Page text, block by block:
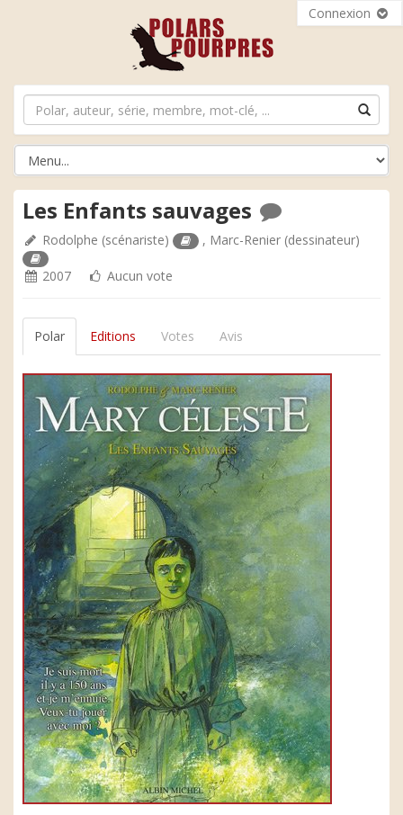
Connexion
Les Enfants sauvages
Rodolphe (scénariste) , Marc-Renier (dessinateur)
2007 Aucun vote
Polar Editions Votes Avis